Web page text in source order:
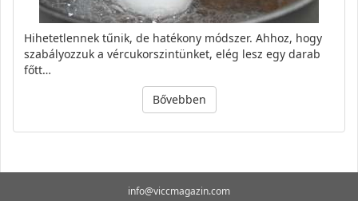
Hihetetlennek tűnik, de hatékony módszer. Ahhoz, hogy
szabályozzuk a vércukorszintünket, elég lesz egy darab
főtt…
Bővebben
info@viccmagazin.com